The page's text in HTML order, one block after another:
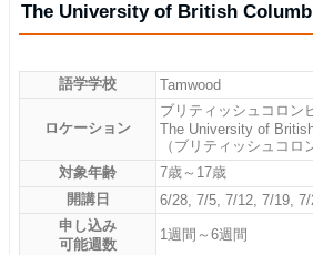
The University of British
語学学校 Tamwood
ロケーション
ブリティッシュコロン
The University of
（ブリティッシュコロ
対象年齢
7歳～17歳
開講日
6/28, 7/5, 7/12, 7/19,
申し込み
可能週数
1週間～6週間